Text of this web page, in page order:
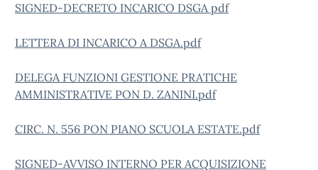
SIGNED-DECRETO INCARICO DSGA pdf
LETTERA DI INCARICO A DSGA.pdf
DELEGA FUNZIONI GESTIONE PRATICHE
AMMINISTRATIVE PON D. ZANINI.pdf
CIRC. N. 556 PON PIANO SCUOLA ESTATE.pdf
SIGNED-AVVISO INTERNO PER ACQUISIZIONE